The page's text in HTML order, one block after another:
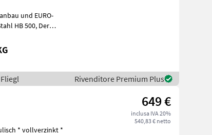
und EURO-
Rivenditore Premium Plus
649 €
inclusa IVA 20%
540,83 € netto
* vollverzinkt *